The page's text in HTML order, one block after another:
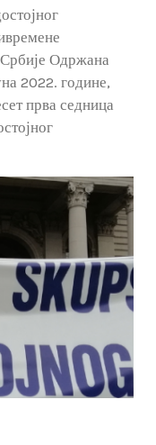
Одржана
2022. године,
прва седница